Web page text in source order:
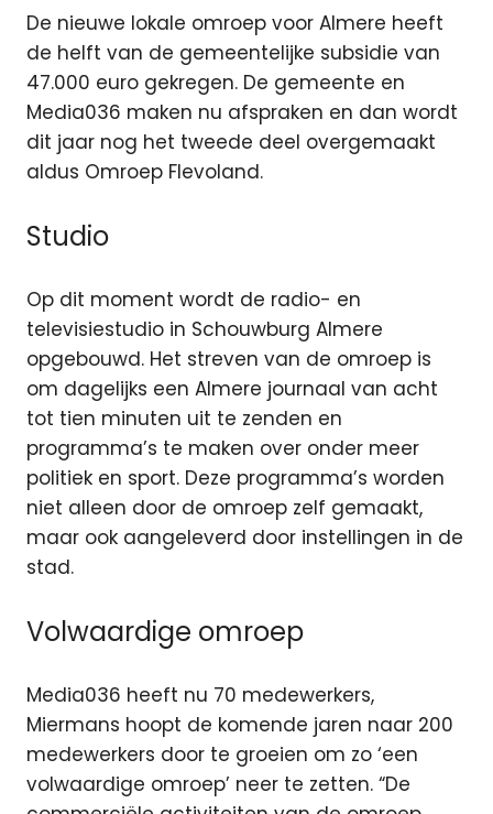
De nieuwe lokale omroep voor Almere heeft
de helft van de gemeentelijke subsidie van
47.000 euro gekregen. De gemeente en
Media036 maken nu afspraken en dan wordt
dit jaar nog het tweede deel overgemaakt
aldus Omroep Flevoland.
Studio
Op dit moment wordt de radio- en
televisiestudio in Schouwburg Almere
opgebouwd. Het streven van de omroep is
om dagelijks een Almere journaal van acht
tot tien minuten uit te zenden en
programma’s te maken over onder meer
politiek en sport. Deze programma’s worden
niet alleen door de omroep zelf gemaakt,
maar ook aangeleverd door instellingen in de
stad.
Volwaardige omroep
Media036 heeft nu 70 medewerkers,
Miermans hoopt de komende jaren naar 200
medewerkers door te groeien om zo ‘een
volwaardige omroep’ neer te zetten. “De